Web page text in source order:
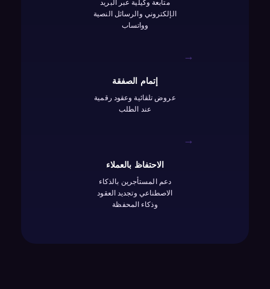
متابعة وكيلية عبر البريد
الإلكتروني والرسائل النصية
وواتساب
إتمام الصفقة
عروض تلقائية وعقود رقمية
عند الطلب
→
الاحتفاظ بالعملاء
دعم المستأجرين بالذكاء
الاصطناعي وتجديد العقود
وذكاء المحفظة
→